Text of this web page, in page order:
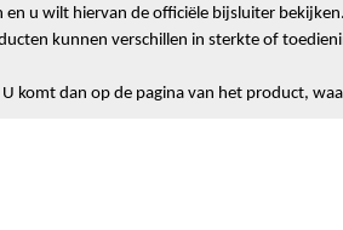
en u wilt hiervan de officiële bijsluiter
kunnen verschillen in sterkte of
komt dan op de pagina van het product,